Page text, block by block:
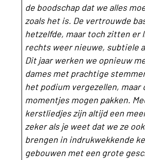
de boodschap dat we alles
zoals het is. De vertrouwde
hetzelfde, maar toch zitten er
rechts weer nieuwe, subtiele
Dit jaar werken we opnieuw
dames met prachtige
het podium vergezellen, maar
momentjes mogen pakken.
kerstliedjes zijn altijd een
zeker als je weet dat we ze
brengen in indrukwekkende
gebouwen met een grote